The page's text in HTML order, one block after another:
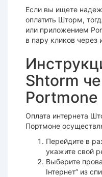
Если вы ищете
оплатить Шторм,
или приложением
в пару кликов через
Shtorm
Portmone
Оплата интернета
Портмоне
Перейдите в
укажите свой
Выберите
Інтернет” из